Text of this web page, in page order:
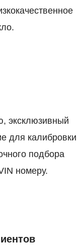
эксклюзивный
для калибровки
подбора
номеру.